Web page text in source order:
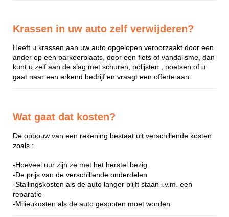
Krassen in uw auto zelf verwijderen?
Heeft u krassen aan uw auto opgelopen veroorzaakt door een
ander op een parkeerplaats, door een fiets of vandalisme, dan
kunt u zelf aan de slag met schuren, polijsten , poetsen of u
gaat naar een erkend bedrijf en vraagt een offerte aan.
Wat gaat dat kosten?
De opbouw van een rekening bestaat uit verschillende kosten
zoals :
-Hoeveel uur zijn ze met het herstel bezig.
-De prijs van de verschillende onderdelen
-Stallingskosten als de auto langer blijft staan i.v.m. een
reparatie
-Milieukosten als de auto gespoten moet worden